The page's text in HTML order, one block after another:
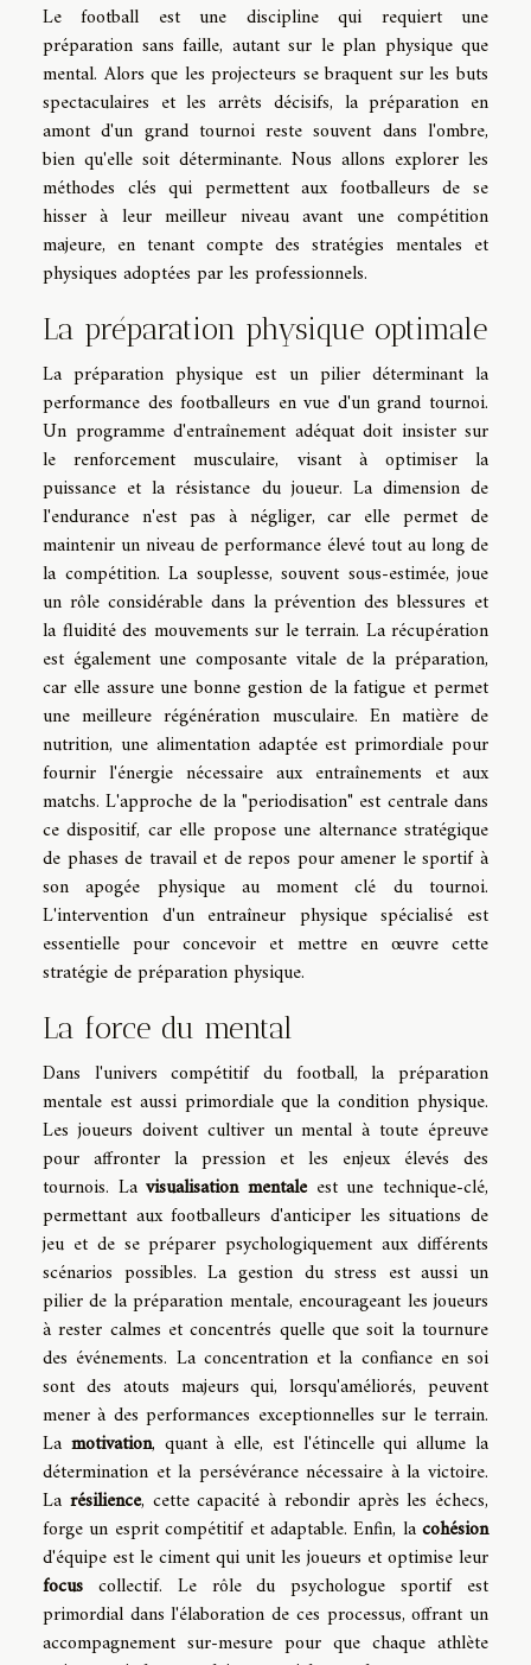
Le football est une discipline qui requiert une
préparation sans faille, autant sur le plan physique que
mental. Alors que les projecteurs se braquent sur les buts
spectaculaires et les arrêts décisifs, la préparation en
amont d'un grand tournoi reste souvent dans l'ombre,
bien qu'elle soit déterminante. Nous allons explorer les
méthodes clés qui permettent aux footballeurs de se
hisser à leur meilleur niveau avant une compétition
majeure, en tenant compte des stratégies mentales et
physiques adoptées par les professionnels.
La préparation physique optimale
La préparation physique est un pilier déterminant la
performance des footballeurs en vue d'un grand tournoi.
Un programme d'entraînement adéquat doit insister sur
le renforcement musculaire, visant à optimiser la
puissance et la résistance du joueur. La dimension de
l'endurance n'est pas à négliger, car elle permet de
maintenir un niveau de performance élevé tout au long de
la compétition. La souplesse, souvent sous-estimée, joue
un rôle considérable dans la prévention des blessures et
la fluidité des mouvements sur le terrain. La récupération
est également une composante vitale de la préparation,
car elle assure une bonne gestion de la fatigue et permet
une meilleure régénération musculaire. En matière de
nutrition, une alimentation adaptée est primordiale pour
fournir l'énergie nécessaire aux entraînements et aux
matchs. L'approche de la "periodisation" est centrale dans
ce dispositif, car elle propose une alternance stratégique
de phases de travail et de repos pour amener le sportif à
son apogée physique au moment clé du tournoi.
L'intervention d'un entraîneur physique spécialisé est
essentielle pour concevoir et mettre en œuvre cette
stratégie de préparation physique.
La force du mental
Dans l'univers compétitif du football, la préparation
mentale est aussi primordiale que la condition physique.
Les joueurs doivent cultiver un mental à toute épreuve
pour affronter la pression et les enjeux élevés des
tournois. Lavisualisation mentaleest une technique-clé,
permettant aux footballeurs d'anticiper les situations de
jeu et de se préparer psychologiquement aux différents
scénarios possibles. La gestion du stress est aussi un
pilier de la préparation mentale, encourageant les joueurs
à rester calmes et concentrés quelle que soit la tournure
des événements. La concentration et la confiance en soi
sont des atouts majeurs qui, lorsqu'améliorés, peuvent
mener à des performances exceptionnelles sur le terrain.
La motivation, quant à elle, est l'étincelle qui allume la
détermination et la persévérance nécessaire à la victoire.
La résilience, cette capacité à rebondir après les échecs,
forge un esprit compétitif et adaptable. Enfin, lacohésion
d'équipe est le ciment qui unit les joueurs et optimise leur
focus collectif. Le rôle du psychologue sportif est
primordial dans l'élaboration de ces processus, offrant un
accompagnement sur-mesure pour que chaque athlète